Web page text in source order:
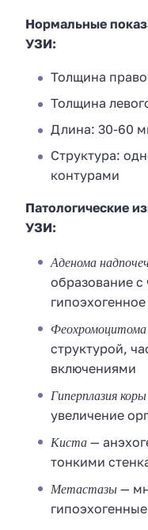
Нормальные
УЗИ:
Толщина
Толщина
Длина: 30-60
Структура:
контурами
Патологические
УЗИ:
Аденома
образование
гипоэхогенное
Феохромоцитома
структурой,
включениями
Гиперплазия
увеличение
Киста —
тонкими
Метастазы —